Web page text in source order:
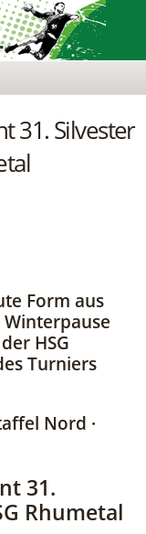
31. Silvester
Form aus
HSG
Turniers
Nord ·
31.
Rhumetal